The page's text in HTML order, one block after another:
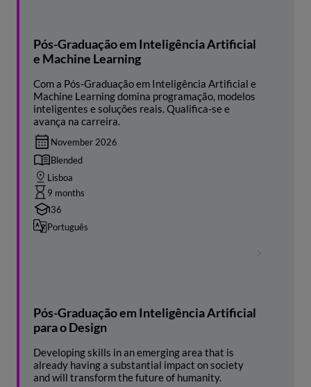
Pós-Graduação em Inteligência Artificial
e Machine Learning
Com a Pós-Graduação em Inteligência Artificial e
Machine Learning domina programação, modelos
inteligentes e soluções reais. Qualifica-se e
avança na carreira.
November 2026
Blended
Lisboa
9 months
36
Português
Pós-Graduação em Inteligência Artificial
para o Design
Developing skills in an emerging area that is
already having a substantial impact on society
and will transform the future of humanity.